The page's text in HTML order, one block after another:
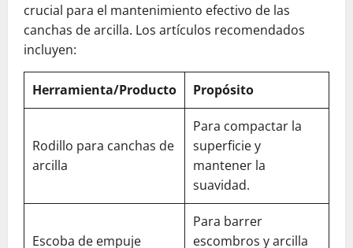
crucial para el mantenimiento efectivo de las
canchas de arcilla. Los artículos recomendados
incluyen:
Herramienta/Producto Propósito
Rodillo para canchas de
arcilla
Para compactar la
superficie y
mantener la
suavidad.
Escoba de empuje
Para barrer
escombros y arcilla